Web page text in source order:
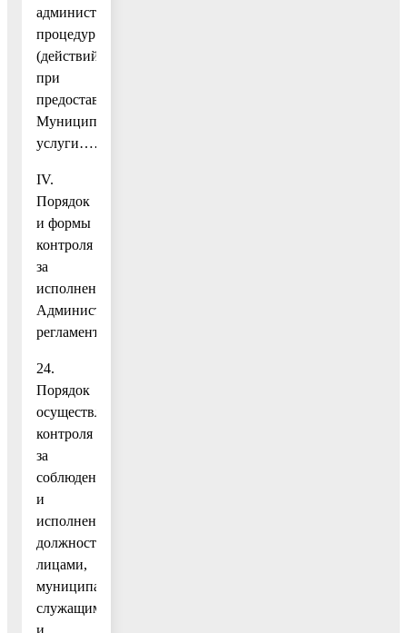
административных
процедур
(действий)
при
предоставлении
Муниципальной
IV.
Порядок
и формы
контроля
за
исполнением
Административного
регламента…………………..15
24.
Порядок
осуществления
контроля
за
соблюдением
и
исполнением
должностными
лицами,
муниципальными
служащими
и